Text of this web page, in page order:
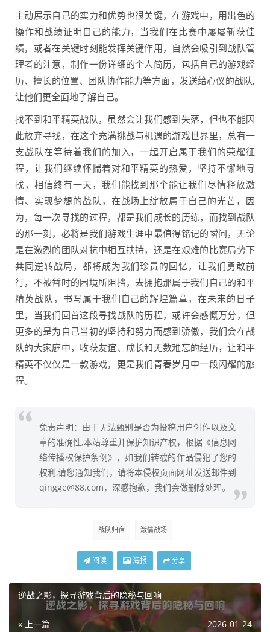
主动展示自己的实力和优势也很关键，在游戏中，用出色的
操作和战绩证明自己的能力，当我们在比赛中屡屡斩获佳
绩，或者在关键时刻能发挥关键作用，自然会吸引到战队管
理者的注意，制作一份详细的个人简历，包括自己的游戏经
历、擅长的位置、团队协作能力等方面，发送给心仪的战队,
让他们更全面地了解自己。
找不到和平精英战队，虽然会让我们感到失落，但也不能因
此放弃寻找，在这个充满挑战与机遇的游戏世界里，总有一
支战队在等待着我们的加入，一起开启属于我们的荣耀征
程，让我们继续怀揣着对和平精英的热爱，坚持不懈地寻
找，相信终有一天，我们能找到那个能让我们尽情释放激
情、实现梦想的战队，在战场上绽放属于自己的光芒，因
为，每一次寻找的过程，都是我们成长的历练，而找到战队
的那一刻，必将是我们游戏生涯中最值得铭记的瞬间，无论
是在激烈的团队对抗中相互扶持，还是在艰难的比赛局势下
共同逆转战局，都将成为我们珍贵的回忆，让我们勇敢前
行，不被暂时的困境所阻挡，去拥抱那属于我们自己的和平
精英战队，书写属于我们自己的辉煌篇章，在未来的日子
里，当我们回首这段寻找战队的历程，或许会感慨万分，但
更多的是为自己当初的坚持和努力而感到骄傲，我们会在战
队的大家庭中，收获友谊、成长和无数难忘的经历，让和平
精英不仅仅是一款游戏，更是我们青春岁月中一段闪耀的旅
程。
免责声明：由于无法甄别是否为投稿用户创作以及文
章的准确性,本站尊重并保护知识产权，根据《信息网
络传播权保护条例》，如我们转载的作品侵犯了您的
权利,请您通知我们，请将本侵权页面网址发送邮件到
qingge@88.com，深感抱歉，我们会做删除处理。
战队归宿 激情战场
阅读 海报 分享
逆战之影，探寻游戏背后的隐秘与回响
« 上一篇 2026-01-24